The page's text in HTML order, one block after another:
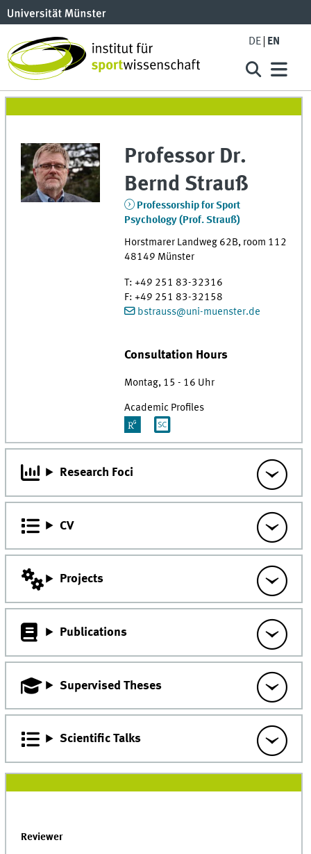
DE EN
Professor Dr.
Bernd Strauß
Professorship for Sport
Psychology (Prof. Strauß)
Horstmarer Landweg 62B, room 112
48149 Münster
T: +49 251 83-32316
F: +49 251 83-32158
bstrauss@uni-muenster.de
Consultation Hours
Montag, 15 - 16 Uhr
Academic Profiles
Research Foci
CV
Projects
Publications
Supervised Theses
Scientific Talks
Reviewer